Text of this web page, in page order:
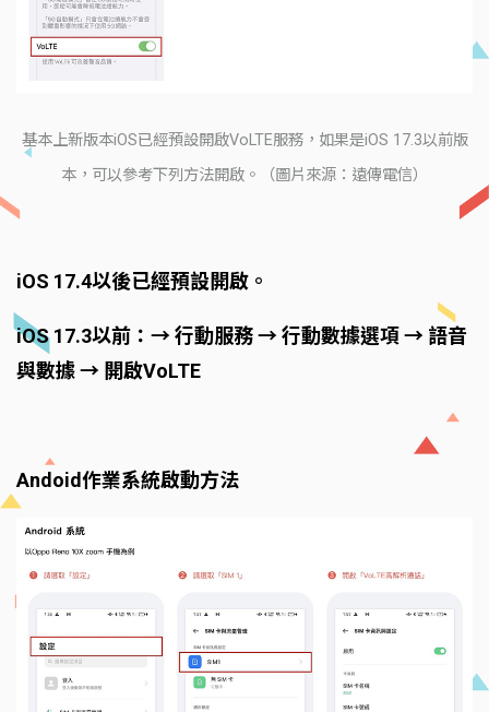
基本上新版本iOS已經預設開啟VoLTE服務，如果是iOS 17.3以前版
本，可以參考下列方法開啟。（圖片來源：遠傳電信）
iOS 17.4以後已經預設開啟。
iOS 17.3以前：→ 行動服務 → 行動數據選項 → 語音
與數據 → 開啟VoLTE
Andoid作業系統啟動方法